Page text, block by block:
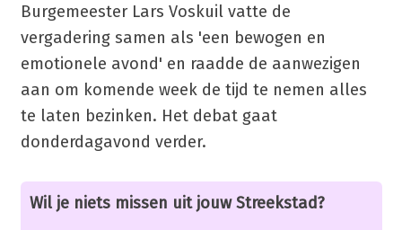
Burgemeester Lars Voskuil vatte de
vergadering samen als 'een bewogen en
emotionele avond' en raadde de aanwezigen
aan om komende week de tijd te nemen alles
te laten bezinken. Het debat gaat
donderdagavond verder.
Wil je niets missen uit jouw Streekstad?